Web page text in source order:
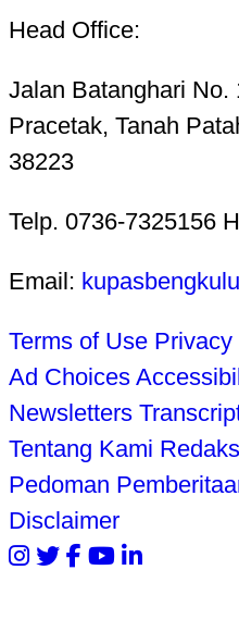
Head Office:
Jalan Batanghari No.
Pracetak, Tanah
38223
Telp. 0736-7325156
Email:
Terms of Use
Ad Choices
Newsletters
Tentang Kami
Pedoman
Disclaimer